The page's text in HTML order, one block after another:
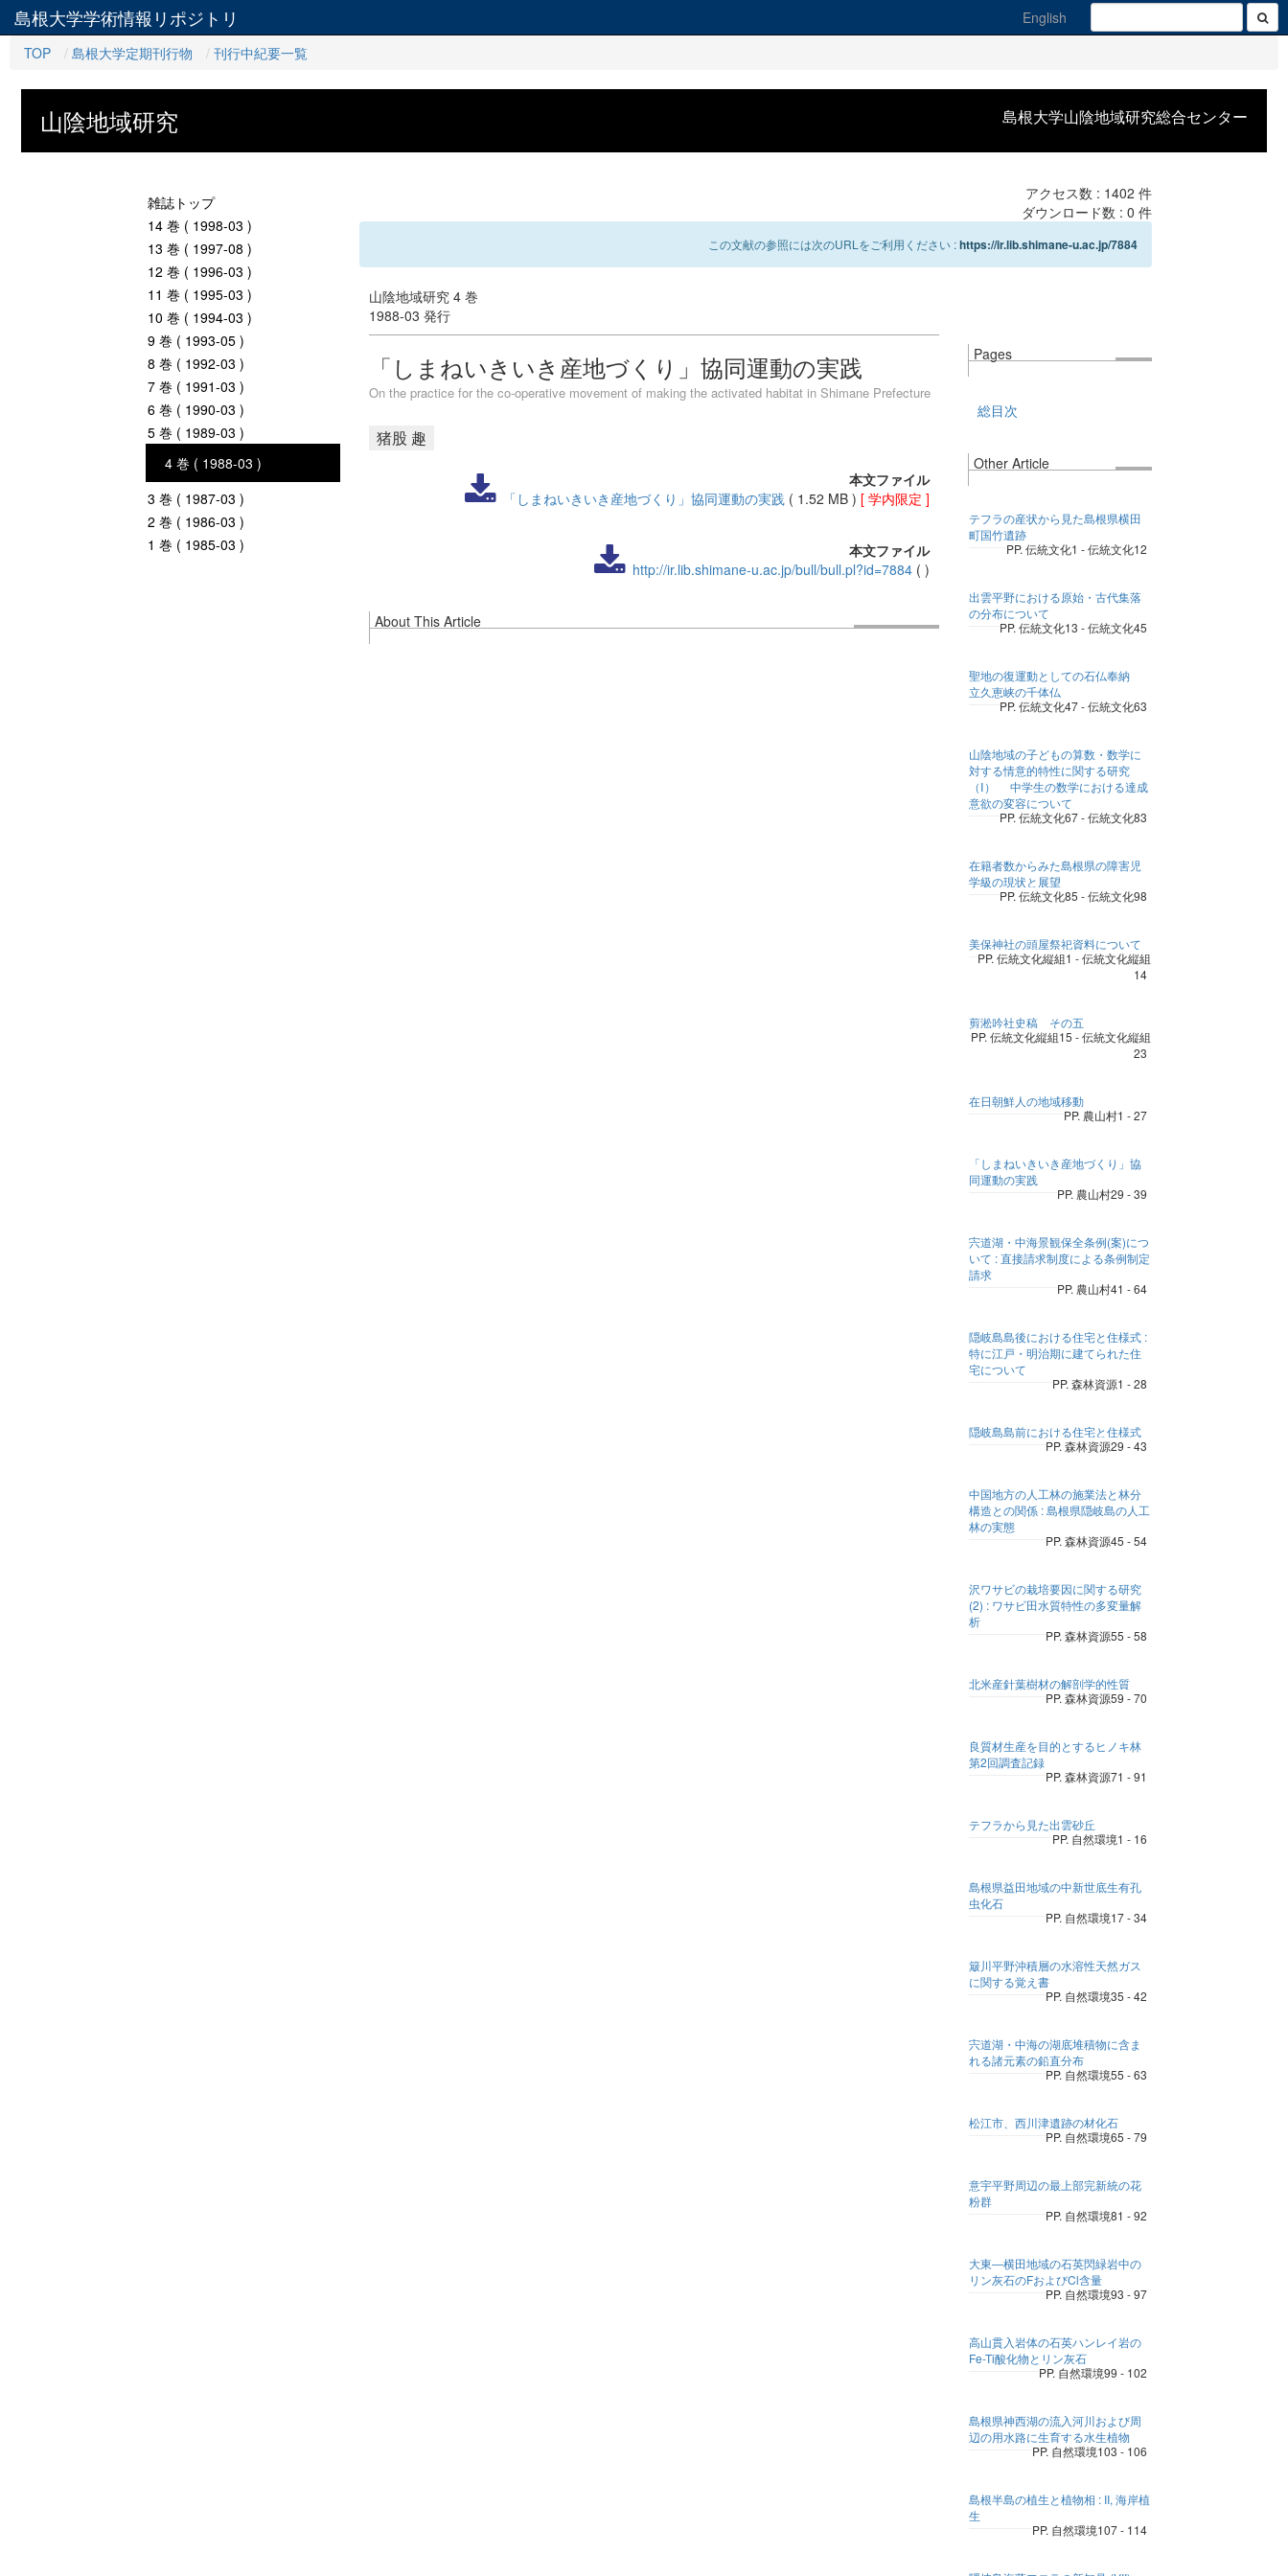
島根大学学術情報リポジトリ
English
TOP
島根大学定期刊行物 刊行中紀要一覧
島根大学山陰地域研究総合センター
山陰地域研究
雑誌トップ
14 巻 ( 1998-03 )
13 巻 ( 1997-08 )
12 巻 ( 1996-03 )
11 巻 ( 1995-03 )
10 巻 ( 1994-03 )
9 巻 ( 1993-05 )
8 巻 ( 1992-03 )
7 巻 ( 1991-03 )
6 巻 ( 1990-03 )
5 巻 ( 1989-03 )
4 巻 ( 1988-03 )
3 巻 ( 1987-03 )
2 巻 ( 1986-03 )
1 巻 ( 1985-03 )
アクセス数 : 1402 件
ダウンロード数 : 0 件
この文献の参照には次のURLをご利用ください :https://ir.lib.shimane-u.ac.jp/7884
山陰地域研究 4 巻
1988-03 発行
「しまねいきいき産地づくり」協同運動の実践
On the practice for the co-operative movement of making the activated habitat in Shimane Prefecture
猪股 趣
本文ファイル
「しまねいきいき産地づくり」協同運動の実践 ( 1.52 MB )[ 学内限定 ]
本文ファイル
http://ir.lib.shimane-u.ac.jp/bull/bull.pl?id=7884 ()
About This Article
Pages
総目次
Other Article
テフラの産状から見た島根県横田
町国竹遺跡
PP. 伝統文化1 - 伝統文化12
出雲平野における原始・古代集落
の分布について
PP. 伝統文化13 - 伝統文化45
聖地の復運動としての石仏奉納
立久恵峡の千体仏
PP. 伝統文化47 - 伝統文化63
山陰地域の子どもの算数・数学に
対する情意的特性に関する研究
（Ⅰ） 中学生の数学における達成
意欲の変容について
PP. 伝統文化67 - 伝統文化83
在籍者数からみた島根県の障害児
学級の現状と展望
PP. 伝統文化85 - 伝統文化98
美保神社の頭屋祭祀資料について
PP. 伝統文化縦組1 - 伝統文化縦組
14
剪淞吟社史稿 その五
PP. 伝統文化縦組15 - 伝統文化縦組
23
在日朝鮮人の地域移動
PP. 農山村1 - 27
「しまねいきいき産地づくり」協
同運動の実践
PP. 農山村29 - 39
宍道湖・中海景観保全条例(案)につ
いて : 直接請求制度による条例制定
請求
PP. 農山村41 - 64
隠岐島島後における住宅と住様式 :
特に江戸・明治期に建てられた住
宅について
PP. 森林資源1 - 28
隠岐島島前における住宅と住様式
PP. 森林資源29 - 43
中国地方の人工林の施業法と林分
構造との関係 : 島根県隠岐島の人工
林の実態
PP. 森林資源45 - 54
沢ワサビの栽培要因に関する研究
(2) : ワサビ田水質特性の多変量解
析
PP. 森林資源55 - 58
北米産針葉樹材の解剖学的性質
PP. 森林資源59 - 70
良質材生産を目的とするヒノキ林
第2回調査記録
PP. 森林資源71 - 91
テフラから見た出雲砂丘
PP. 自然環境1 - 16
島根県益田地域の中新世底生有孔
虫化石
PP. 自然環境17 - 34
簸川平野沖積層の水溶性天然ガス
に関する覚え書
PP. 自然環境35 - 42
宍道湖・中海の湖底堆積物に含ま
れる諸元素の鉛直分布
PP. 自然環境55 - 63
松江市、西川津遺跡の材化石
PP. 自然環境65 - 79
意宇平野周辺の最上部完新統の花
粉群
PP. 自然環境81 - 92
大東―横田地域の石英閃緑岩中の
リン灰石のFおよびCl含量
PP. 自然環境93 - 97
高山貫入岩体の石英ハンレイ岩の
Fe-Ti酸化物とリン灰石
PP. 自然環境99 - 102
島根県神西湖の流入河川および周
辺の用水路に生育する水生植物
PP. 自然環境103 - 106
島根半島の植生と植物相 : II, 海岸植
生
PP. 自然環境107 - 114